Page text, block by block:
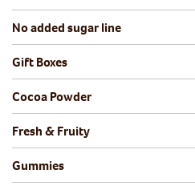
No added sugar line
Gift Boxes
Cocoa Powder
Fresh & Fruity
Gummies